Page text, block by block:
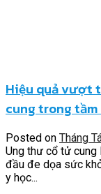
Hiệu quả vượt
cung trong
Posted on Tháng
Ung thư cổ tử cung
đầu đe dọa sức
y học...